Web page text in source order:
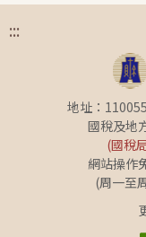
:::
地址：
國稅及地
(國稅
網站操作
(周一至